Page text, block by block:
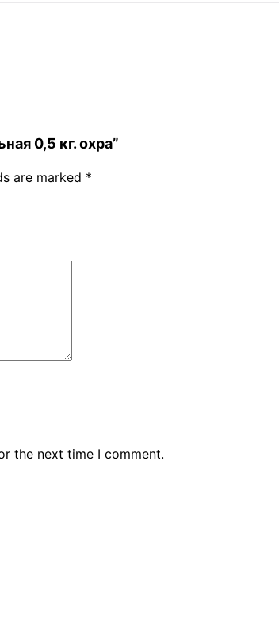
0,5 кг. охра”
are marked *
the next time I comment.